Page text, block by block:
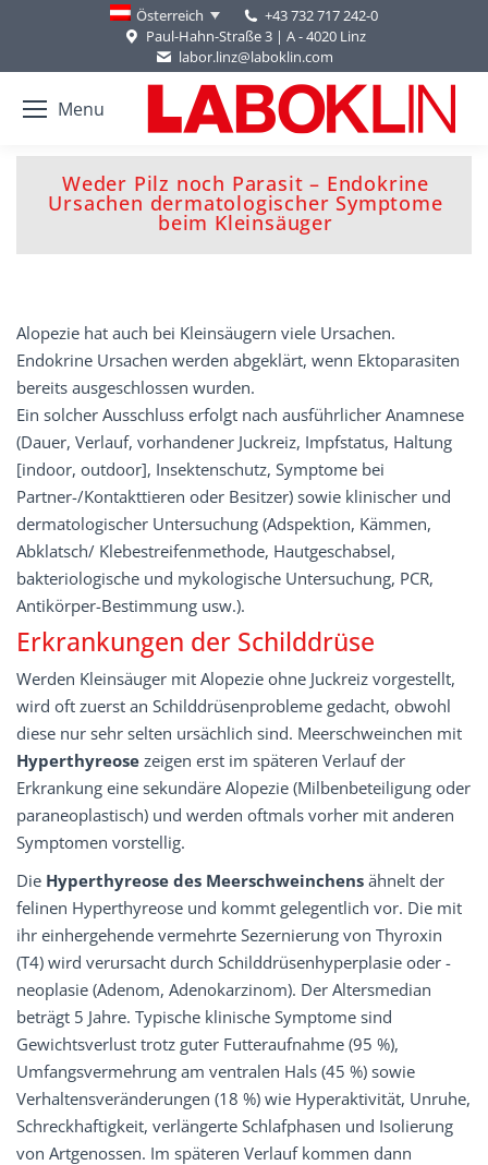
Österreich
+43 732 717 242-0
Paul-Hahn-Straße 3 | A - 4020 Linz
labor.linz@laboklin.com
Menu
Weder Pilz noch Parasit – Endokrine
Ursachen dermatologischer Symptome
beim Kleinsäuger
You are here:
Alopezie hat auch bei Kleinsäugern viele Ursachen.
Endokrine Ursachen werden abgeklärt, wenn Ektoparasiten
bereits ausgeschlossen wurden.
Ein solcher Ausschluss erfolgt nach ausführlicher Anamnese
(Dauer, Verlauf, vorhandener Juckreiz, Impfstatus, Haltung
[indoor, outdoor], Insektenschutz, Symptome bei
Partner-/Kontakttieren oder Besitzer) sowie klinischer und
dermatologischer Untersuchung (Adspektion, Kämmen,
Abklatsch/ Klebestreifenmethode, Hautgeschabsel,
bakteriologische und mykologische Untersuchung, PCR,
Antikörper-Bestimmung usw.).
Erkrankungen der Schilddrüse
Werden Kleinsäuger mit Alopezie ohne Juckreiz vorgestellt,
wird oft zuerst an Schilddrüsenprobleme gedacht, obwohl
diese nur sehr selten ursächlich sind. Meerschweinchen mit
Hyperthyreose zeigen erst im späteren Verlauf der
Erkrankung eine sekundäre Alopezie (Milbenbeteiligung oder
paraneoplastisch) und werden oftmals vorher mit anderen
Symptomen vorstellig.
Die Hyperthyreose des Meerschweinchens ähnelt der
felinen Hyperthyreose und kommt gelegentlich vor. Die mit
ihr einhergehende vermehrte Sezernierung von Thyroxin
(T4) wird verursacht durch Schilddrüsenhyperplasie oder -
neoplasie (Adenom, Adenokarzinom). Der Altersmedian
beträgt 5 Jahre. Typische klinische Symptome sind
Gewichtsverlust trotz guter Futteraufnahme (95 %),
Umfangsvermehrung am ventralen Hals (45 %) sowie
Verhaltensveränderungen (18 %) wie Hyperaktivität, Unruhe,
Schreckhaftigkeit, verlängerte Schlafphasen und Isolierung
von Artgenossen. Im späteren Verlauf kommen dann